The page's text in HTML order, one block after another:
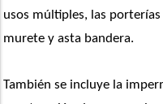
usos múltiples, las
murete y asta bandera.
También se incluye la